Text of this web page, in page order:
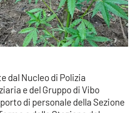
dal Nucleo di Polizia
e del Gruppo di Vibo
di personale della Sezione